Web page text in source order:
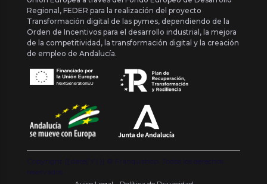
Regional, FEDER para la realización del proyecto
Transformación digital de las pymes, dependiendo de la
Orden de Incentivos para el desarrollo industrial, la mejora
de la competitividad, la transformación digital y la creación
de empleo de Andalucía.
Copyright {{ date('Y') }} ® Franquishop. Todos los derechos
reservados